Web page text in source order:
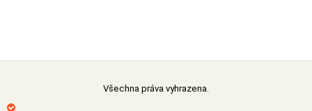
Všechna práva vyhrazena.